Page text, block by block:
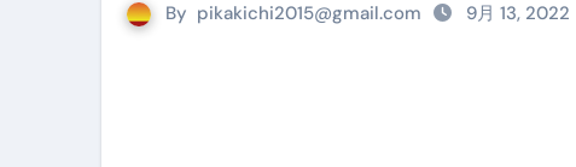
青森県震度6とベネゼエラM7級地震
By pikakichi2015@gmail.com 9月 13, 2022